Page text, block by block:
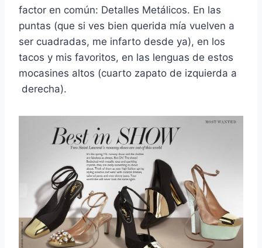
factor en común: Detalles Metálicos. En las
puntas (que si ves bien querida mía vuelven a
ser cuadradas, me infarto desde ya), en los
tacos y mis favoritos, en las lenguas de estos
mocasines altos (cuarto zapato de izquierda a
derecha).